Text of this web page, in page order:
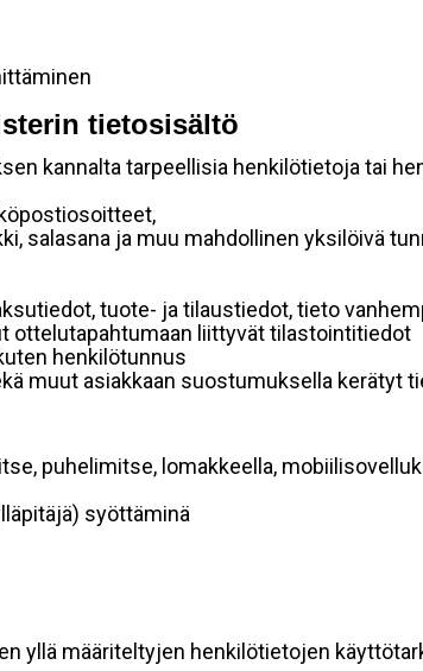
tietosisältö
kannalta tarpeellisia henkilötietoja tai
salasana ja muu mahdollinen yksilöivä
tuote- ja tilaustiedot, tieto
ottelutapahtumaan liittyvät tilastointitiedot
henkilötunnus
muut asiakkaan suostumuksella kerätyt
puhelimitse, lomakkeella,
syöttäminä
yllä määriteltyjen henkilötietojen